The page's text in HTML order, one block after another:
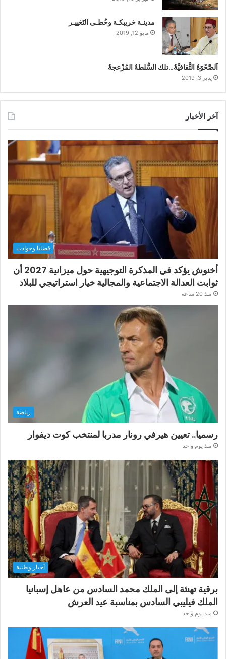
مدينـة خريبكـة وخُطـى التَغييـر
مايو 12, 2019
اَلصَّحْوَةُ الثَّقافيَّةُ…تلك السُّلطةُ المُزْعجةُ
يناير 3, 2019
آخر الأخبار
قضايا وحوادث
أخنوش يؤكد في المذكرة التوجيهية حول ميزانية 2027 أن
ثوابت العدالة الاجتماعية والمجالية خيار استراتيجي للبلاد
منذ 20 ساعة
رياضة
رسميا.. تعيين هيرفي رونار مدربا لمنتخب كوت ديفوار
منذ يوم واحد
أخبار وطنية
برقية تهنئة إلى الملك محمد السادس من عاهل إسبانيا
الملك فيليبي السادس بمناسبة عيد العرش
منذ يوم واحد